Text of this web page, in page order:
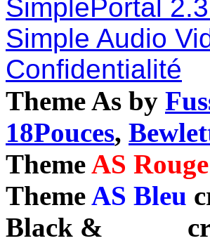
SimplePortal
Simple Audio
Confidentialité
Theme As by
18Pouces,
ThemeAS Rouge
ThemeAS Bleu
Black &